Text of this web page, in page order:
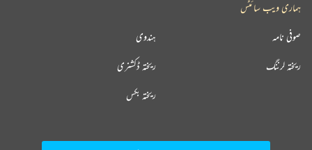
ہماری ویب سائٹس
ہندوی صوفی نامہ
ریختہ ڈکشنری ریختہ لرننگ
ریختہ بکس